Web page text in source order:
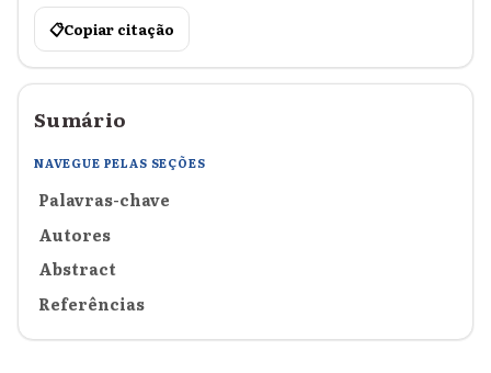
📋Copiar citação
Sumário
NAVEGUE PELAS SEÇÕES
Palavras-chave
Autores
Abstract
Referências